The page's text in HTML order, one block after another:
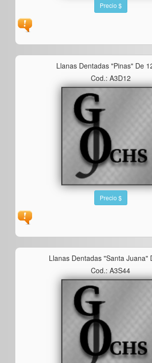
Precio $
Llanas Dentadas "pinas" De
Cod.: A3D12
Precio $
Llanas Dentadas "santa Juana"
Cod.: A3S44